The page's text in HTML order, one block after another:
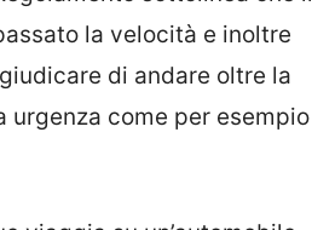
la velocità e inoltre
di andare oltre la
come per esempio